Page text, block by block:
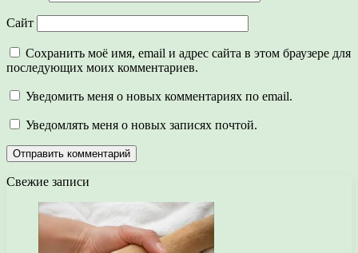
Сайт
Сохранить моё имя, email и адрес сайта в этом браузере для
последующих моих комментариев.
Уведомить меня о новых комментариях по email.
Уведомлять меня о новых записях почтой.
Свежие записи